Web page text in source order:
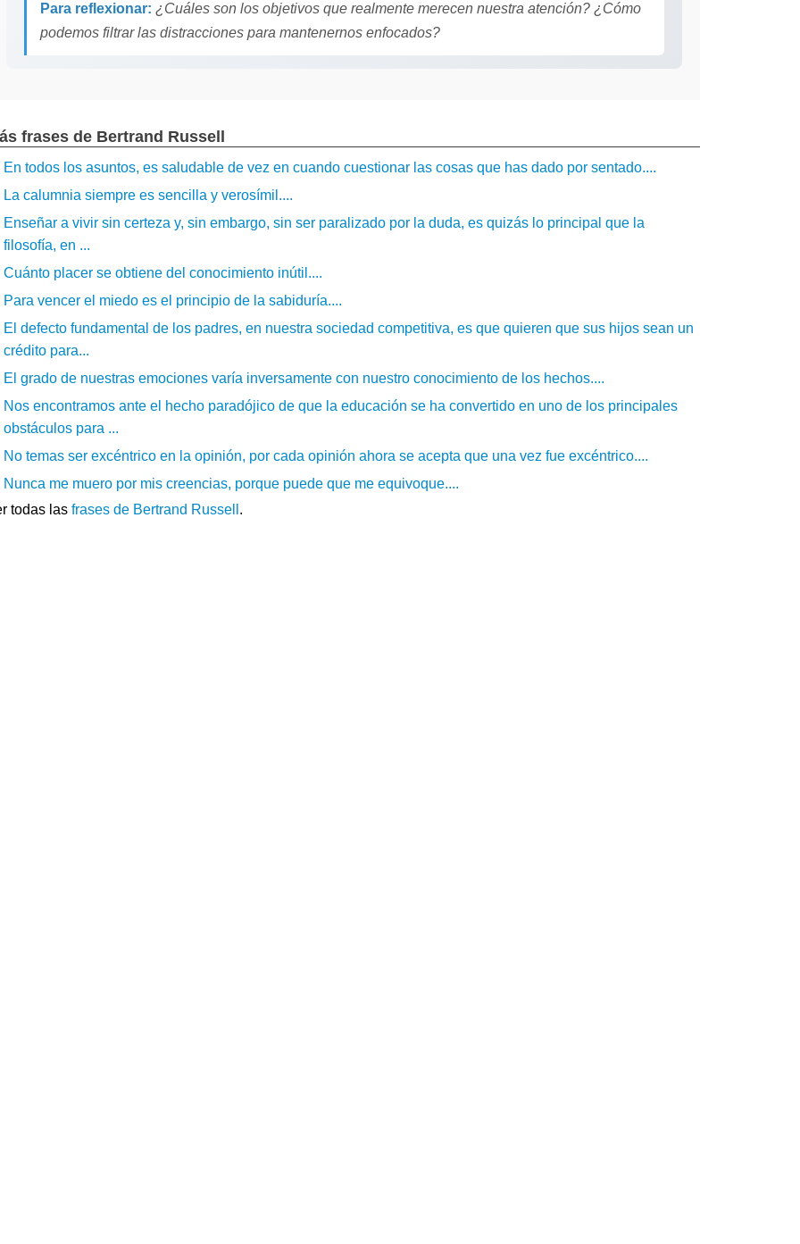
Para reflexionar: ¿Cuáles son los objetivos que realmente merecen nuestra atención? ¿Cómo
podemos filtrar las distracciones para mantenernos enfocados?
frases de Bertrand Russell
En todos los asuntos, es saludable de vez en cuando cuestionar las cosas que has dado por sentado....
La calumnia siempre es sencilla y verosímil....
Enseñar a vivir sin certeza y, sin embargo, sin ser paralizado por la duda, es quizás lo principal que la
filosofía, en ...
Cuánto placer se obtiene del conocimiento inútil....
Para vencer el miedo es el principio de la sabiduría....
El defecto fundamental de los padres, en nuestra sociedad competitiva, es que quieren que sus hijos sean un
crédito para...
El grado de nuestras emociones varía inversamente con nuestro conocimiento de los hechos....
Nos encontramos ante el hecho paradójico de que la educación se ha convertido en uno de los principales
obstáculos para ...
No temas ser excéntrico en la opinión, por cada opinión ahora se acepta que una vez fue excéntrico....
Nunca me muero por mis creencias, porque puede que me equivoque....
todas las frases de Bertrand Russell .